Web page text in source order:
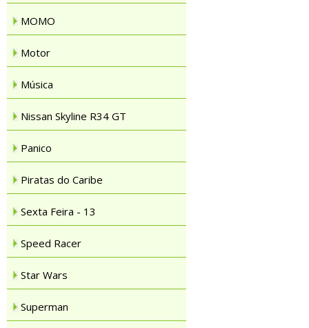
MOMO
Motor
Música
Nissan Skyline R34 GT
Panico
Piratas do Caribe
Sexta Feira - 13
Speed Racer
Star Wars
Superman